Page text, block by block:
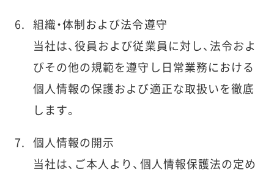
組織・体制および法令遵守
当社は、役員および従業員に対し、法令およ
びその他の規範を遵守し日常業務における
個人情報の保護および適正な取扱いを徹底
します。
個人情報の開示
当社は、ご本人より、個人情報保護法の定め